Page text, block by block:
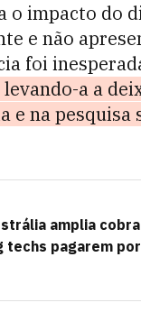
o impacto do
e não
foi
a a
e na pesquisa
amplia
techs pagarem